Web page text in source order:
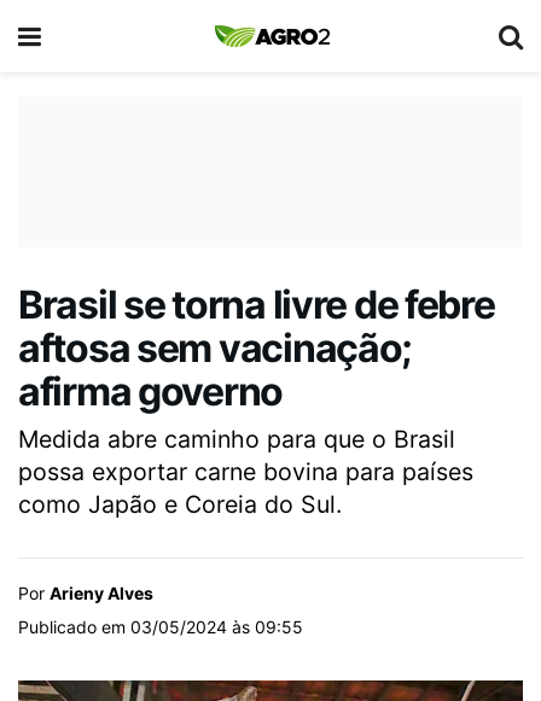
Brasil se torna livre de febre
aftosa sem vacinação;
afirma governo
Medida abre caminho para que o Brasil
possa exportar carne bovina para países
como Japão e Coreia do Sul.
Por Arieny Alves
Publicado em 03/05/2024 às 09:55